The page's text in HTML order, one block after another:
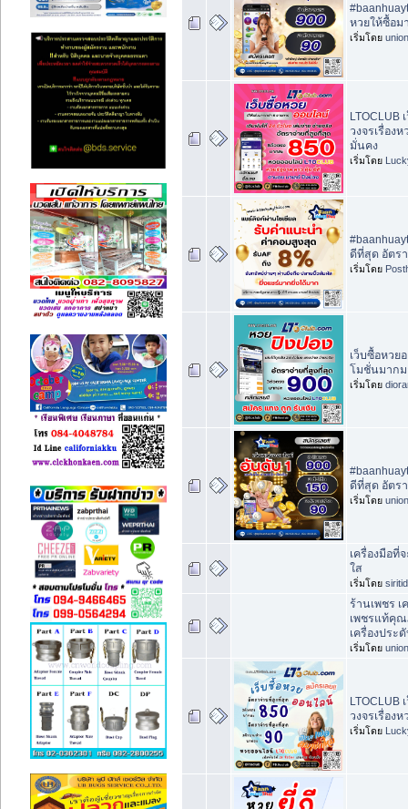
หวยให้ซื้อ
เริ่มโดย
LTOCLUB
วงจรเรื่อง
มั่นคง
เริ่มโดย
ดีที่สุด อัตร
เริ่มโดย
เว็บซื้อหวย
โมชั่นมาก
เริ่มโดย
ดีที่สุด อัตร
เริ่มโดย
เครื่องมือที่
ใส
เริ่มโดย
ร้านเพชร เ
เพชรแท้คุ
เครื่องประ
เริ่มโดย
LTOCLUB
วงจรเรื่อง
เริ่มโดย